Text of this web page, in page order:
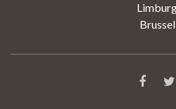
Brussel